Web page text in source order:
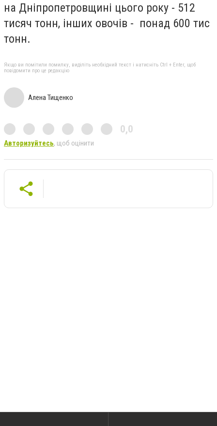
на Дніпропетровщині цього року - 512
тисяч тонн, інших овочів - понад 600 тис
тонн.
Якщо ви помітили помилку, виділіть необхідний текст і натисніть Ctrl + Enter, щоб
повідомити про це редакцію
Алена Тищенко
0,0
Авторизуйтесь, щоб оцінити